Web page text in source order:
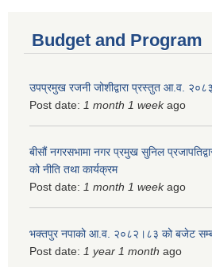
Budget and Program
उपप्रमुख रजनी जोशीद्वारा प्रस्तुत आ.व.
Post date: 1 month 1 weekago
बीसौं नगरसभामा नगर प्रमुख सुनिल
को नीति तथा कार्यक्रम
Post date: 1 month 1 weekago
भक्तपुर नपाको आ.व. २०८२।८३ को बजेट
Post date: 1 year 1 month ago